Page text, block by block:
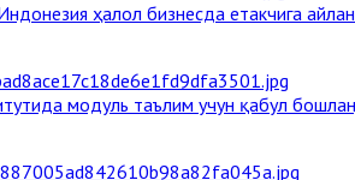
ҳалол бизнесда етакчига
модуль таълим учун қабул